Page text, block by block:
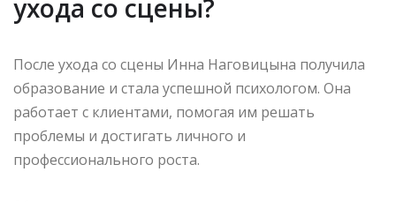
ухода со сцены?
После ухода со сцены Инна Наговицына получила
образование и стала успешной психологом. Она
работает с клиентами, помогая им решать
проблемы и достигать личного и
профессионального роста.